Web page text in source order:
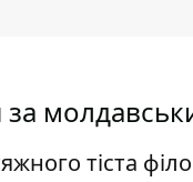
за
тіста